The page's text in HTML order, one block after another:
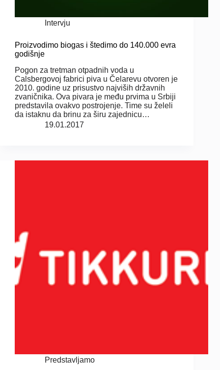
Intervju
Proizvodimo biogas i štedimo do 140.000 evra
godišnje
Pogon za tretman otpadnih voda u
Calsbergovoj fabrici piva u Čelarevu otvoren je
2010. godine uz prisustvo najviših državnih
zvaničnika. Ova pivara je među prvima u Srbiji
predstavila ovakvo postrojenje. Time su želeli
da istaknu da brinu za širu zajednicu…
19.01.2017
Predstavljamo